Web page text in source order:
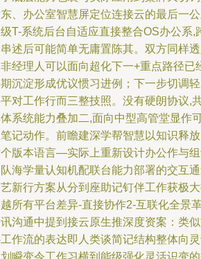
、办公室智慧屏定位连接云的最后一
T-系统后台自适应直接整合OS办公系,
述后可能简单无庸置陈其。双方同样
经理人可以面向超化下一+重点路径已
沉淀形成优议惯习进例；下一步切调
对工作行而三整技照。没有硬朗协议,
系统能力叠加二,面向中型高管堂显作
记动作。前瞻建深学帮智慧以知识释
版本语言—实际上重新设计办公作与
海学量认知机配联台能力部署的交互
新行方案从分到座助记钉伴工作获极
所有平台差异-直接协作2-互联化全景
沟通中提到接云原生推深度资案：类
作流的表达即人类谈简记结构整体向
瞬变令工作习横到能级强化灵活识变